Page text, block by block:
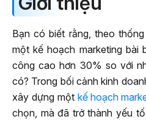
Bạn có biết rằng, theo
một kế hoạch marketing bài
công cao hơn 30% so với
có? Trong bối cảnh kinh
xây dựng một kế hoạch
chọn, mà đã trở thành yếu